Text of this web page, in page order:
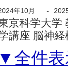
年10月 -
京科学大学
講座 脳神
▼全件表